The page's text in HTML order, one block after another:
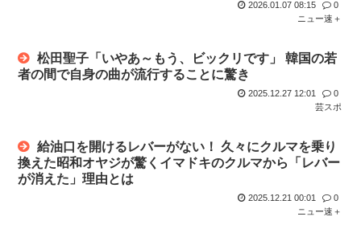
2026.01.07 08:15
0
ニュー速＋
松田聖子「いやあ～もう、ビックリです」 韓国の若
者の間で自身の曲が流行することに驚き
2025.12.27 12:01
0
芸スポ
給油口を開けるレバーがない！ 久々にクルマを乗り
換えた昭和オヤジが驚くイマドキのクルマから「レバー
が消えた」理由とは
2025.12.21 00:01
0
ニュー速＋